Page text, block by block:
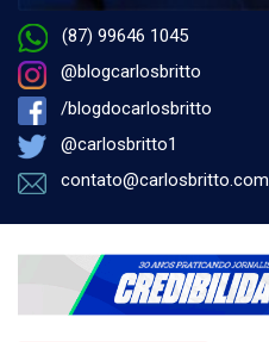
(87) 99646 1045
@blogcarlosbritto
/blogdocarlosbritto
@carlosbritto1
contato@carlosbritto.com